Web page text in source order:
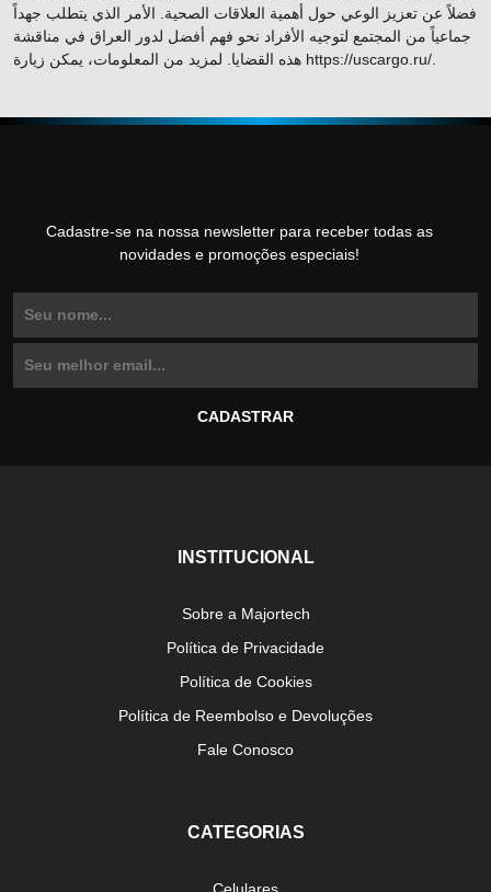
فضلاً عن تعزيز الوعي حول أهمية العلاقات الصحية. الأمر الذي يتطلب جهداً
جماعياً من المجتمع لتوجيه الأفراد نحو فهم أفضل لدور العراق في مناقشة
https://uscargo.ru/
Cadastre-se na nossa newsletter para receber todas as
novidades e promoções especiais!
INSTITUCIONAL
Sobre a Majortech
Política de Privacidade
Política de Cookies
Política de Reembolso e Devoluções
Fale Conosco
CATEGORIAS
Celulares